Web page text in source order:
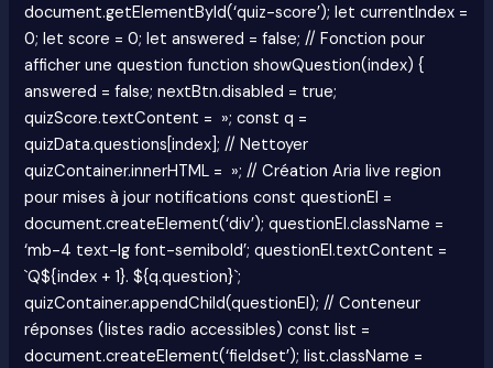
document.getElementById(‘quiz-score’); let currentIndex =
0; let score = 0; let answered = false; // Fonction pour
afficher une question function showQuestion(index) {
answered = false; nextBtn.disabled = true;
quizScore.textContent = »; const q =
quizData.questions[index]; // Nettoyer
quizContainer.innerHTML = »; // Création Aria live region
pour mises à jour notifications const questionEl =
document.createElement(‘div’); questionEl.className =
‘mb-4 text-lg font-semibold’; questionEl.textContent =
`Q${index + 1}. ${q.question}`;
quizContainer.appendChild(questionEl); // Conteneur
réponses (listes radio accessibles) const list =
document.createElement(‘fieldset’); list.className =